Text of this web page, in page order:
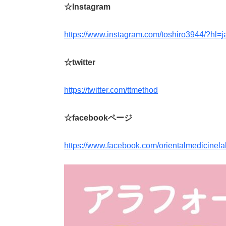
☆Instagram
https://www.instagram.com/toshiro3944/
☆twitter
https://twitter.com/ttmethod
☆facebookページ
https://www.facebook.com/